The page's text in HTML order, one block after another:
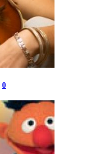
0